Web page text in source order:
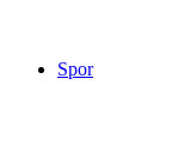
Spor